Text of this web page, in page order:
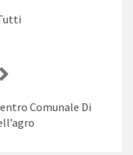
Comunale Di